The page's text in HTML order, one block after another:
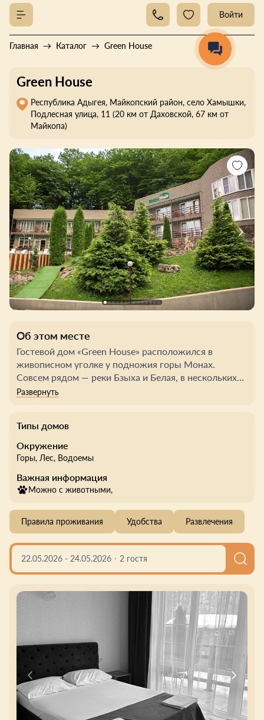
Войти
Главная Каталог Green House
Green House
Республика Адыгея, Майкопский район, село Хамышки,
Подлесная улица, 11 (20 км от Даховской, 67 км от
Майкопа)
Об этом месте
Гостевой дом «Green House» расположился в
живописном уголке у подножия горы Монах.
Совсем рядом — реки Бзыха и Белая, в нескольких
минутах езды — многочисленные природные
бодрости перед возвращением в город, но и
надолго запастись яркими впечатлениями.
как для пары или семьи с ребёнком, так и для
большой компании. В стоимость проживания
оборудованные мангальные зоны с беседками,
просторный бассейн под открытым небом и баня,
где можно расслабиться после насыщенного дня.
Удачное расположение гостевого дома открывает
отдыха: увлекательные пешие и конные прогулки,
сплавы, джиппинг. Неподалёку отсюда
расположены горы Шахан, Блокгауз, Чёрный
Шаган, хорошо сохранившийся монолитный
дольмен, скала Раскол, Гранитный каньон и
многочисленные смотровые площадки.
Завораживающие виды и особая энергетика этих
мест никого не оставят равнодушным.
Типы домов
Окружение
Горы, Лес, Водоемы
Важная информация
Можно с животными,
Правила проживания Удобства Развлечения
22.05.2026 - 24.05.2026 2 гостя